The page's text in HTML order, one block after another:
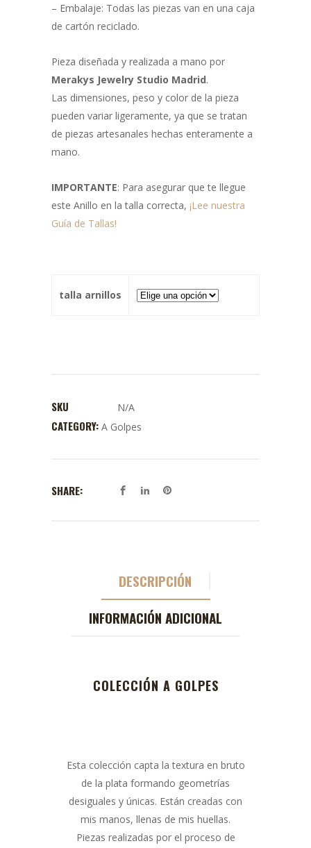
– Embalaje: Todas las piezas van en una caja
de cartón reciclado.
Pieza diseñada y realizada a mano por
Merakys Jewelry Studio Madrid.
Las dimensiones, peso y color de la pieza
pueden variar ligeramente, ya que se tratan
de piezas artesanales hechas enteramente a
mano.
IMPORTANTE: Para asegurar que te llegue
este Anillo en la talla correcta, ¡Lee nuestra
Guía de Tallas!
talla arnillos
SKU N/A
CATEGORY: A Golpes
SHARE:
DESCRIPCIÓN
INFORMACIÓN ADICIONAL
COLECCIÓN A GOLPES
Esta colección capta la textura en bruto
de la plata formando geometrías
desiguales y únicas. Están creadas con
mis manos, llenas de mis huellas.
Piezas realizadas por el proceso de